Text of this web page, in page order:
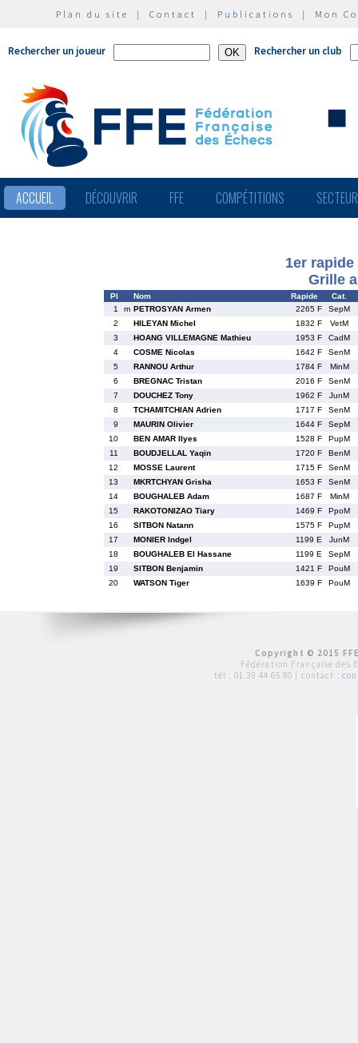
Plan du site | Contact | Publications | Mon
Rechercher un joueur Rechercher un club
ACCUEIL DÉCOUVRIR FFE COMPÉTITIONS
1er
Grille
Pl Nom Rapide
Cat.
1
m PETROSYAN Armen 2265 F
SepM
2
HILEYAN Michel 1832 F
VetM
3
HOANG VILLEMAGNE Mathieu 1953 F
CadM
4
COSME Nicolas 1642 F
SenM
5
RANNOU Arthur 1784 F
MinM
6
BREGNAC Tristan 2016 F
SenM
7
DOUCHEZ Tony 1962 F
JunM
8
TCHAMITCHIAN Adrien 1717 F
SenM
9
MAURIN Olivier 1644 F
SepM
10
BEN AMAR Ilyes 1528 F
PupM
11
BOUDJELLAL Yaqin 1720 F
BenM
12
MOSSE Laurent 1715 F
SenM
13
MKRTCHYAN Grisha 1653 F
SenM
14
BOUGHALEB Adam 1687 F
MinM
15
RAKOTONIZAO Tiary 1469 F
PpoM
16
SITBON Natann 1575 F
PupM
17
MONIER Indgel 1199 E
JunM
18
BOUGHALEB El Hassane 1199 E
SepM
19
SITBON Benjamin 1421 F
PouM
20
WATSON Tiger 1639 F PouM
Copyright © 2015
Fédération Française des
tél : 01 39 44 65 80 | contact :